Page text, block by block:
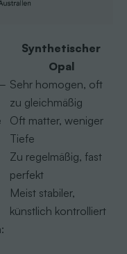
Synthetischer
Opal
Sehr homogen, oft
zu gleichmäßig
Oft matter, weniger
Tiefe
Zu regelmäßig, fast
perfekt
Meist stabiler,
künstlich kontrolliert